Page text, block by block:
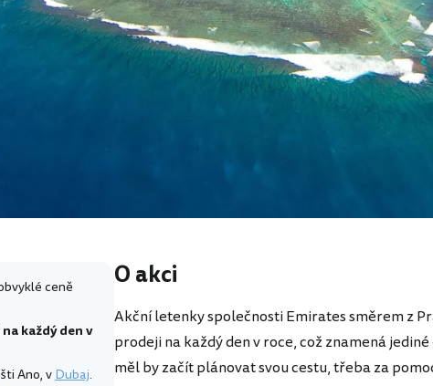
ceně
každý den v
Ano, vDubaj.
O akci
Akční letenky společnosti Emirates směrem z
prodeji na každý den v roce, což znamená
měl by začít plánovat svou cestu, třeba za